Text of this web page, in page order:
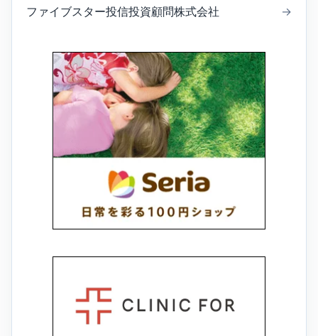
ファイブスター投信投資顧問株式会社 →